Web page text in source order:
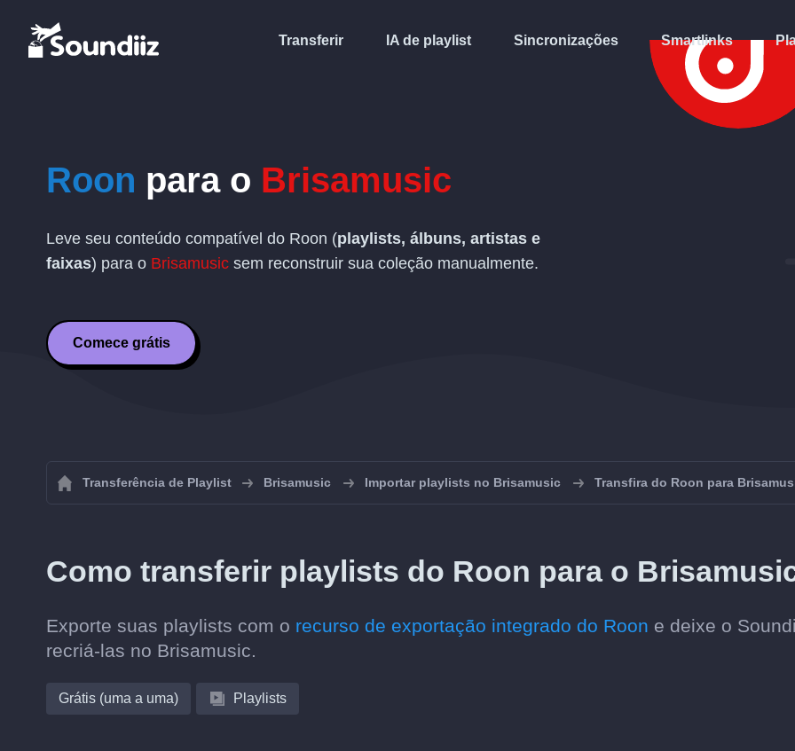
Transferir IA de playlist Sincronizações Smartlinks
Roon para o Brisamusic
Leve seu conteúdo compatível do Roon (playlists, álbuns, artistas e
faixas) para o Brisamusic sem reconstruir sua coleção manualmente.
Comece grátis
Transferência de Playlist Brisamusic Importar playlists no Brisamusic Transfira do Roon para
Como transferir playlists do Roon para o
Exporte suas playlists com o recurso de exportação integrado do Roon e deixe o
recriá-las no Brisamusic.
Grátis (uma a uma) Playlists